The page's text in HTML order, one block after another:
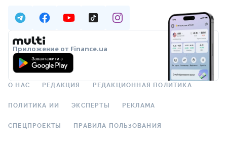
Приложение от Finance.ua
О НАС РЕДАКЦИЯ РЕДАКЦИОННАЯ ПОЛИТИКА
ПОЛИТИКА ИИ ЭКСПЕРТЫ РЕКЛАМА
СПЕЦПРОЕКТЫ ПРАВИЛА ПОЛЬЗОВАНИЯ